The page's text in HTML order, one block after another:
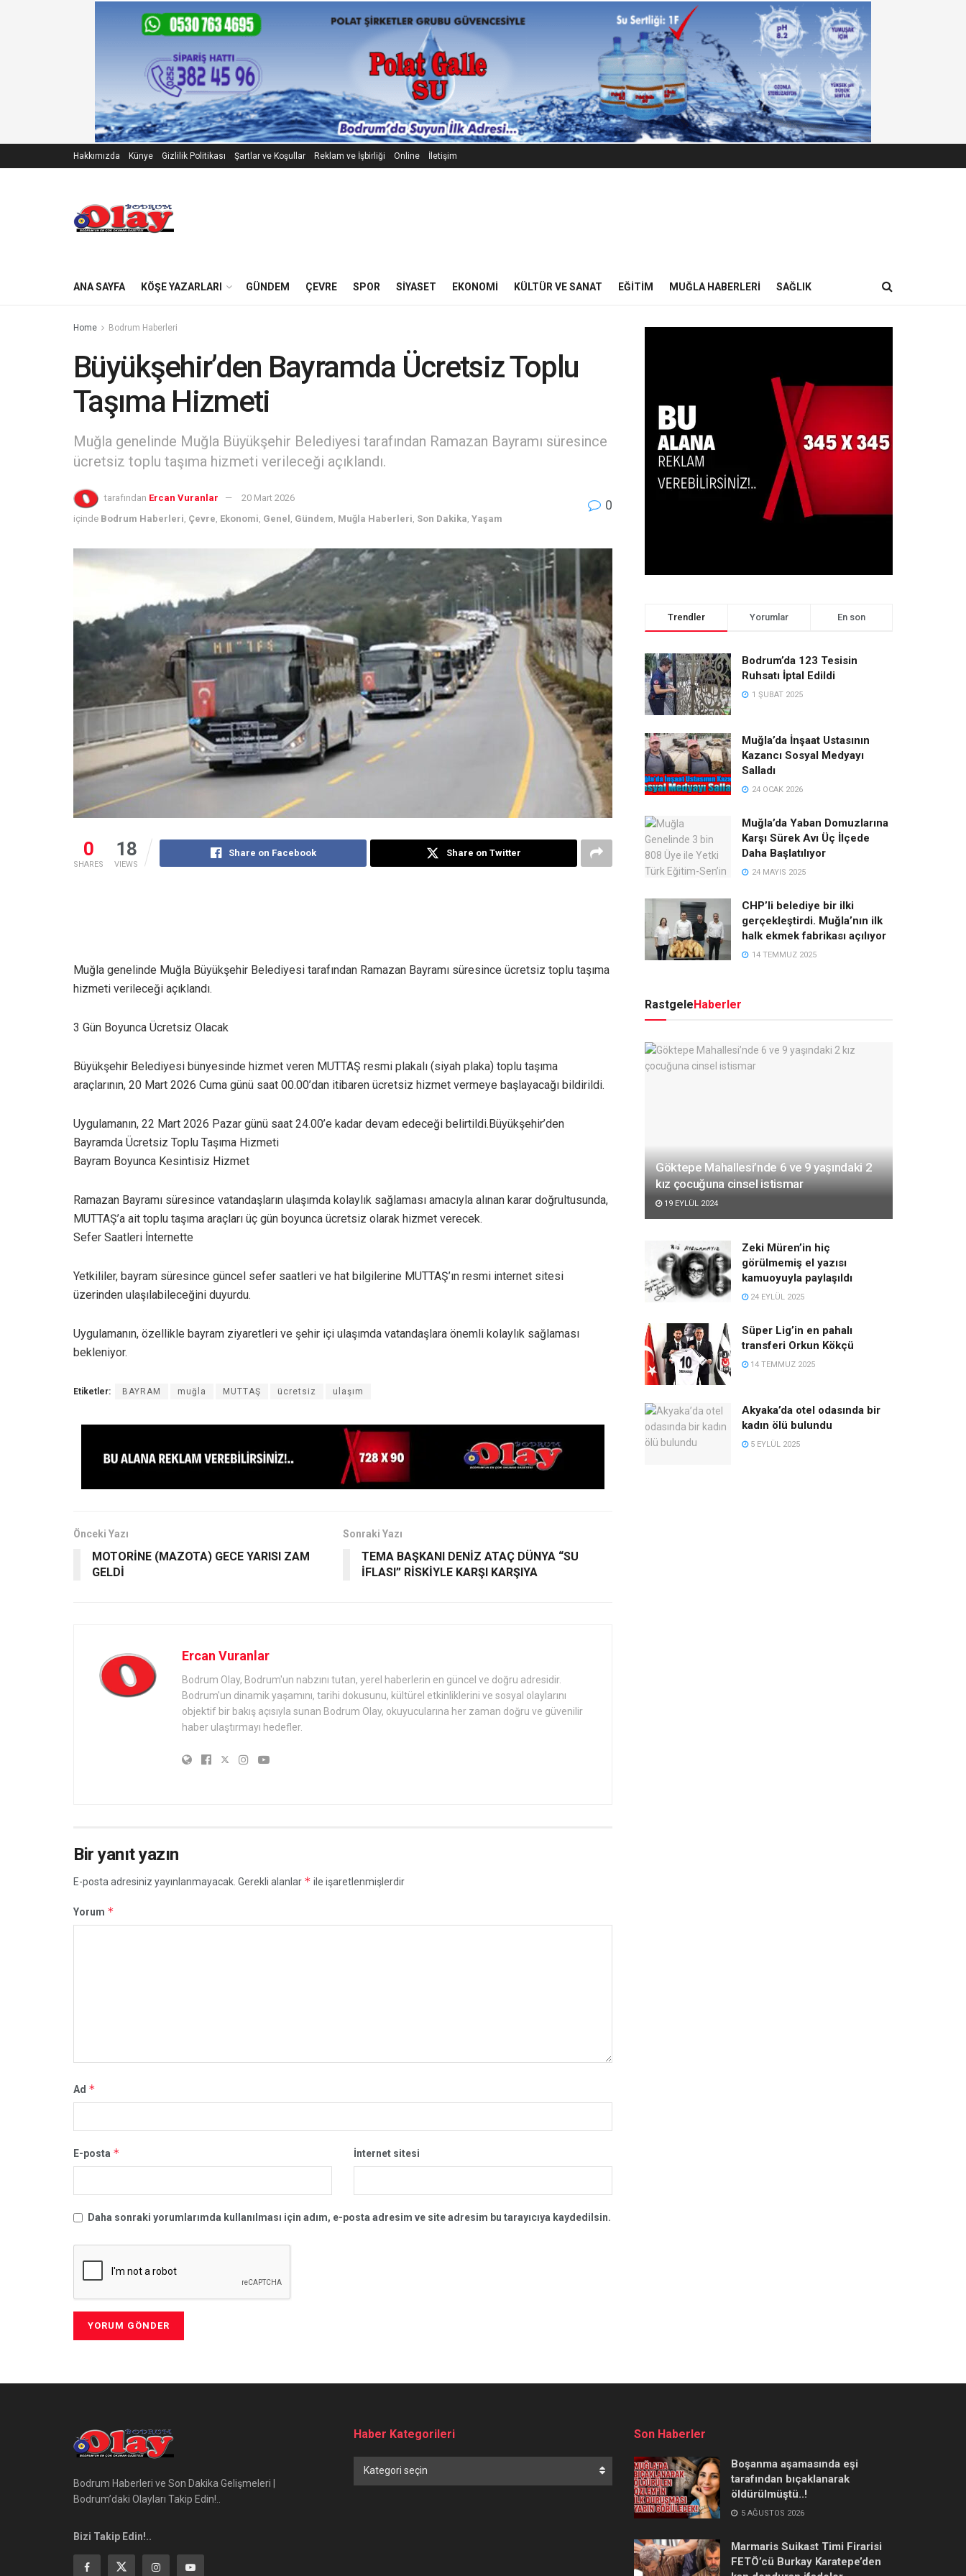
Hakkımızda Künye Gizlilik Politikası Şartlar ve Koşullar Reklam ve İşbirliği Online İletişim
ANA SAYFA KÖŞE YAZARLARI GÜNDEM ÇEVRE SPOR SIYASET EKONOMI KÜLTÜR VE SANAT EĞITIM MUĞLA HABERLERI SAĞLIK
Home Bodrum Haberleri
Büyükşehir’den Bayramda Ücretsiz Toplu
Taşıma Hizmeti
Muğla genelinde Muğla Büyükşehir Belediyesi tarafından Ramazan Bayramı süresince
ücretsiz toplu taşıma hizmeti verileceği açıklandı.
tarafından Ercan Vuranlar
20 Mart 2026
içinde Bodrum Haberleri Çevre Ekonomi Genel Gündem Muğla Haberleri Son Dakika Yaşam
0
0
SHARES
18
VIEWS
Share on Facebook Share on Twitter
Muğla genelinde Muğla Büyükşehir Belediyesi tarafından Ramazan Bayramı süresince ücretsiz toplu taşıma
hizmeti verileceği açıklandı.
3 Gün Boyunca Ücretsiz Olacak
Büyükşehir Belediyesi bünyesinde hizmet veren MUTTAŞ resmi plakalı (siyah plaka) toplu taşıma
araçlarının, 20 Mart 2026 Cuma günü saat 00.00’dan itibaren ücretsiz hizmet vermeye başlayacağı bildirildi.
Uygulamanın, 22 Mart 2026 Pazar günü saat 24.00’e kadar devam edeceği belirtildi.Büyükşehir’den
Bayramda Ücretsiz Toplu Taşıma Hizmeti
Bayram Boyunca Kesintisiz Hizmet
Ramazan Bayramı süresince vatandaşların ulaşımda kolaylık sağlaması amacıyla alınan karar doğrultusunda,
MUTTAŞ’a ait toplu taşıma araçları üç gün boyunca ücretsiz olarak hizmet verecek.
Sefer Saatleri İnternette
Yetkililer, bayram süresince güncel sefer saatleri ve hat bilgilerine MUTTAŞ’ın resmi internet sitesi
üzerinden ulaşılabileceğini duyurdu.
Uygulamanın, özellikle bayram ziyaretleri ve şehir içi ulaşımda vatandaşlara önemli kolaylık sağlaması
bekleniyor.
Etiketler: BAYRAM muğla MUTTAŞ ücretsiz ulaşım
Önceki Yazı
MOTORİNE (MAZOTA) GECE YARISI ZAM
GELDİ
Sonraki Yazı
TEMA BAŞKANI DENİZ ATAÇ DÜNYA “SU
İFLASI” RİSKİYLE KARŞI KARŞIYA
Ercan Vuranlar
Bodrum Olay, Bodrum'un nabzını tutan, yerel haberlerin en güncel ve doğru adresidir.
Bodrum'un dinamik yaşamını, tarihi dokusunu, kültürel etkinliklerini ve sosyal olaylarını
objektif bir bakış açısıyla sunan Bodrum Olay, okuyucularına her zaman doğru ve güvenilir
haber ulaştırmayı hedefler.
Bir yanıt yazın
E-posta adresiniz yayınlanmayacak. Gerekli alanlar * ile işaretlenmişlerdir
Yorum *
Ad *
E-posta * İnternet sitesi
Daha sonraki yorumlarımda kullanılması için adım, e-posta adresim ve site adresim bu tarayıcıya kaydedilsin.
Trendler Yorumlar En son
Bodrum’da 123 Tesisin
Ruhsatı İptal Edildi
1 ŞUBAT 2025
Muğla’da İnşaat Ustasının
Kazancı Sosyal Medyayı
Salladı
24 OCAK 2026
Muğla’da Yaban Domuzlarına
Karşı Sürek Avı Üç İlçede
Daha Başlatılıyor
24 MAYIS 2025
CHP’li belediye bir ilki
gerçekleştirdi. Muğla’nın ilk
halk ekmek fabrikası açılıyor
14 TEMMUZ 2025
RastgeleHaberler
Göktepe Mahallesi’nde 6 ve 9 yaşındaki 2
kız çocuğuna cinsel istismar
19 EYLÜL 2024
Zeki Müren’in hiç
görülmemiş el yazısı
kamuoyuyla paylaşıldı
24 EYLÜL 2025
Süper Lig’in en pahalı
transferi Orkun Kökçü
14 TEMMUZ 2025
Akyaka’da otel odasında bir
kadın ölü bulundu
5 EYLÜL 2025
Bodrum Haberleri ve Son Dakika Gelişmeleri |
Bodrum’daki Olayları Takip Edin!..
Bizi Takip Edin!..
Haber Kategorileri
Haber
Kategorileri
Kategori seçin
Son Haberler
Boşanma aşamasında eşi
tarafından bıçaklanarak
öldürülmüştü..!
5 AĞUSTOS 2026
Marmaris Suikast Timi Firarisi
FETÖ’cü Burkay Karatepe’den